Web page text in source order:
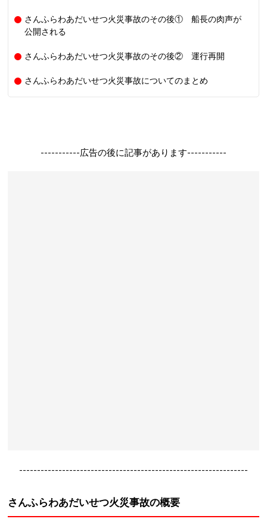
さんふらわあだいせつ火災事故のその後① 船長の肉声が
公開される
さんふらわあだいせつ火災事故のその後② 運行再開
さんふらわあだいせつ火災事故についてのまとめ
-----------広告の後に記事があります-----------
----------------------------------------------------------------
さんふらわあだいせつ火災事故の概要